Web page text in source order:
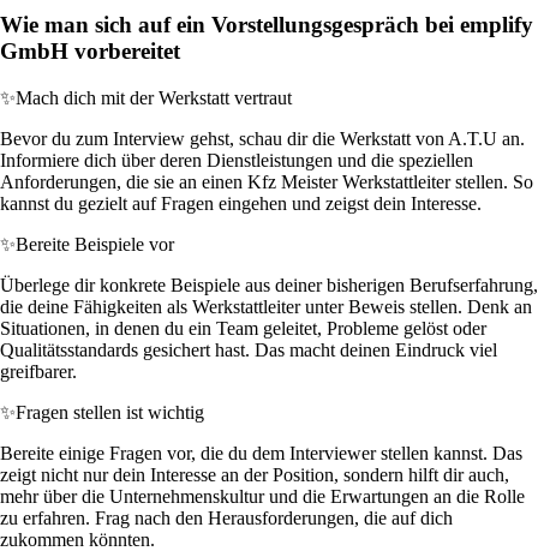
Wie man sich auf ein Vorstellungsgespräch bei emplify
GmbH vorbereitet
✨Mach dich mit der Werkstatt vertraut
Bevor du zum Interview gehst, schau dir die Werkstatt von A.T.U an.
Informiere dich über deren Dienstleistungen und die speziellen
Anforderungen, die sie an einen Kfz Meister Werkstattleiter stellen. So
kannst du gezielt auf Fragen eingehen und zeigst dein Interesse.
✨Bereite Beispiele vor
Überlege dir konkrete Beispiele aus deiner bisherigen Berufserfahrung,
die deine Fähigkeiten als Werkstattleiter unter Beweis stellen. Denk an
Situationen, in denen du ein Team geleitet, Probleme gelöst oder
Qualitätsstandards gesichert hast. Das macht deinen Eindruck viel
greifbarer.
✨Fragen stellen ist wichtig
Bereite einige Fragen vor, die du dem Interviewer stellen kannst. Das
zeigt nicht nur dein Interesse an der Position, sondern hilft dir auch,
mehr über die Unternehmenskultur und die Erwartungen an die Rolle
zu erfahren. Frag nach den Herausforderungen, die auf dich
zukommen könnten.